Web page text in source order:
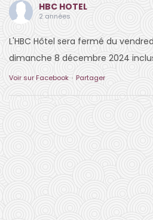
HBC HOTEL
2 années
L'HBC Hôtel sera fermé du
dimanche 8 décembre 2024
Voir sur Facebook · Partager